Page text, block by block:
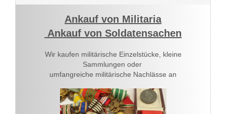
Ankauf von Militaria
Ankauf von Soldatensachen
Wir kaufen militärische Einzelstücke, kleine
Sammlungen oder
umfangreiche militärische Nachlässe an